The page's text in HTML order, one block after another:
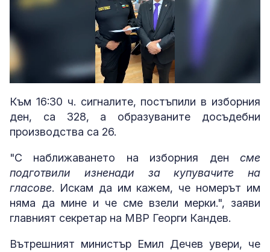
Loaded
100.00%
Към 16:30 ч. сигналите, постъпили в изборния
ден, са 328, а образуваните досъдебни
производства са 26.
"С наближаването на изборния ден сме
подготвили изненади за купувачите на
гласове. Искам да им кажем, че номерът им
няма да мине и че сме взели мерки.", заяви
главният секретар на МВР Георги Кандев.
Вътрешният министър Емил Дечев увери, че